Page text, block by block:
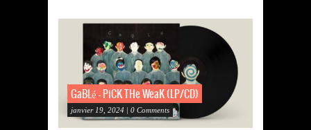
GaBLé – PiCK THe WeaK (LP/CD)
janvier 19, 2024 | 0 Comments